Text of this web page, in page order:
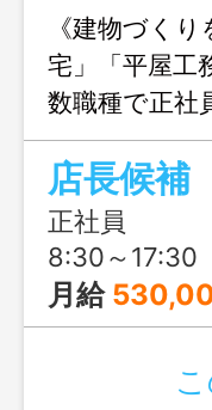
《建物づく
宅」「平屋工
数職種で正社
も、これまで
たい方も歓
もおすすめの
店長候補
正社員
8:30～17:30
月給 530,000円